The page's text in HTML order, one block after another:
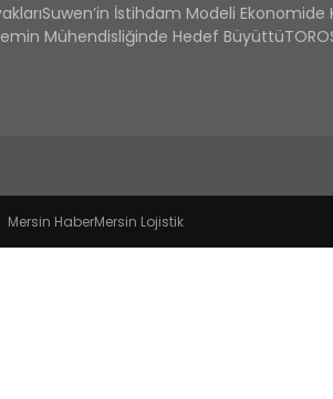
Suwen’in İstihdam Modeli
Mühendisliğinde Hedef Büyüttü
Mersin HaberMersin Lojistik